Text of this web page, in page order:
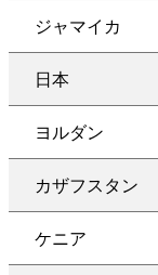
ジャマイカ
日本
ヨルダン
カザフスタン
ケニア